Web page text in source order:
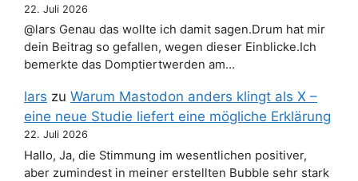
22. Juli 2026
@lars Genau das wollte ich damit sagen.Drum hat mir
dein Beitrag so gefallen, wegen dieser Einblicke.Ich
bemerkte das Domptiertwerden am…
lars zu Warum Mastodon anders klingt als X –
eine neue Studie liefert eine mögliche Erklärung
22. Juli 2026
Hallo, Ja, die Stimmung im wesentlichen positiver,
aber zumindest in meiner erstellten Bubble sehr stark